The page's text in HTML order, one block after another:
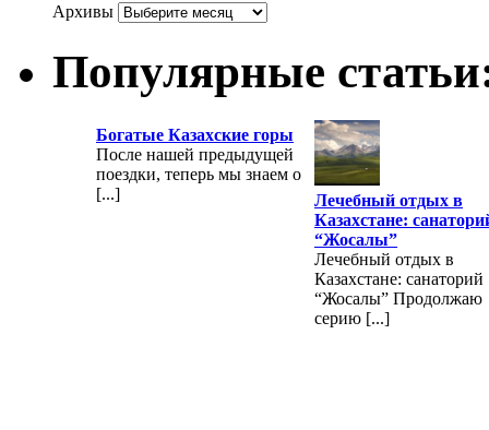
Архивы
Популярные
Богатые Казахские горы
После нашей предыдущей
поездки, теперь мы знаем о
[...]
Лечебный отдых в
Казахстане:
“Жосалы”
Лечебный отдых в
Казахстане: санаторий
“Жосалы” Продолжаю
серию [...]